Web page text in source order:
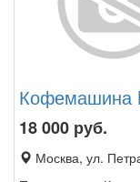
Кофемашина
18 000 руб.
Москва, ул.